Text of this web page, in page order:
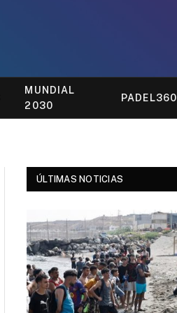
MUNDIAL
2030
PADEL360
ÚLTIMAS NOTICIAS